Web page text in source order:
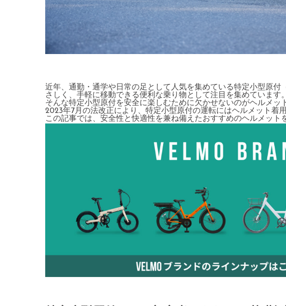
近年、通勤・通学や日常の足として人気を集めている特定小型原付
さしく、手軽に移動できる便利な乗り物として注目を集めています。
そんな特定小型原付を安全に楽しむために欠かせないのがヘルメッ
2023年7月の法改正により、特定小型原付の運転にはヘルメット着
この記事では、安全性と快適性を兼ね備えたおすすめのヘルメット